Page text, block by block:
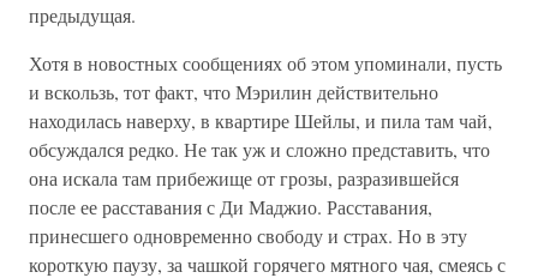
предыдущая.
Хотя в новостных сообщениях об этом упоминали, пусть
и вскользь, тот факт, что Мэрилин действительно
находилась наверху, в квартире Шейлы, и пила там чай,
обсуждался редко. Не так уж и сложно представить, что
она искала там прибежище от грозы, разразившейся
после ее расставания с Ди Маджио. Расставания,
принесшего одновременно свободу и страх. Но в эту
короткую паузу, за чашкой горячего мятного чая, смеясь с